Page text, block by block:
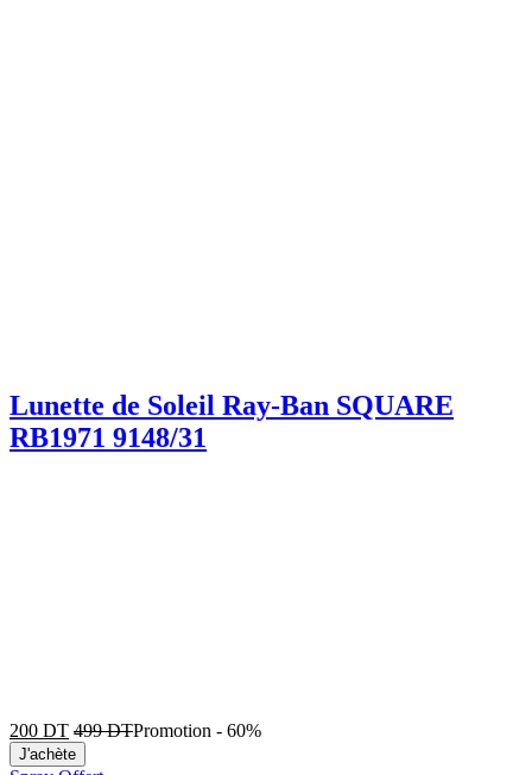
Lunette de Soleil Ray-Ban SQUARE
RB1971 9148/31
200 DT 499DTPromotion - 60%
J'achète